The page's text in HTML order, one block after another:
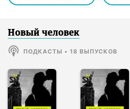
Новый человек
ПОДКАСТЫ • 18 ВЫПУСКОВ